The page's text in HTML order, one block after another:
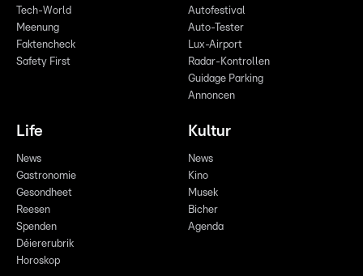
Tech-World
Meenung
Faktencheck
Safety First
Autofestival
Auto-Tester
Lux-Airport
Radar-Kontrollen
Guidage Parking
Annoncen
Life
News
Gastronomie
Gesondheet
Reesen
Spenden
Déiererubrik
Horoskop
Kultur
News
Kino
Musek
Bicher
Agenda